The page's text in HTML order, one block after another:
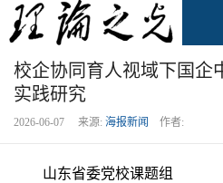
校企协同育人视域下国企
实践研究
2026-06-07 来源: 海报新闻 作者:
山东省委党校课题组